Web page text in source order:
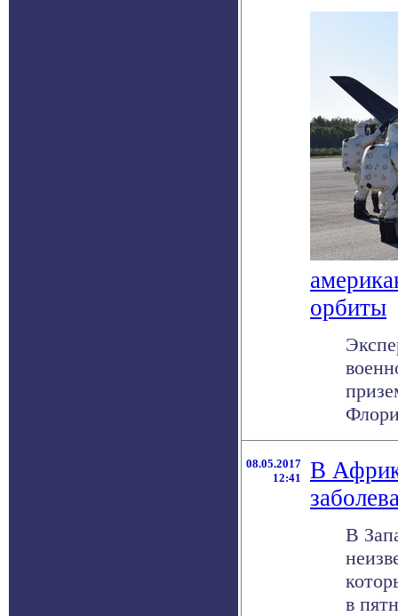
орбиты
08.05.2017
12:41
В
В
в